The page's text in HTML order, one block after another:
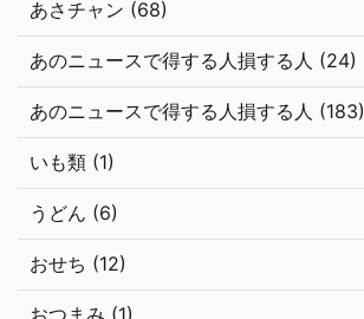
あさチャン (68)
あのニュースで得する人損する人 (24)
あのニュースで得する人損する人 (183)
いも類 (1)
うどん (6)
おせち (12)
おつまみ (1)